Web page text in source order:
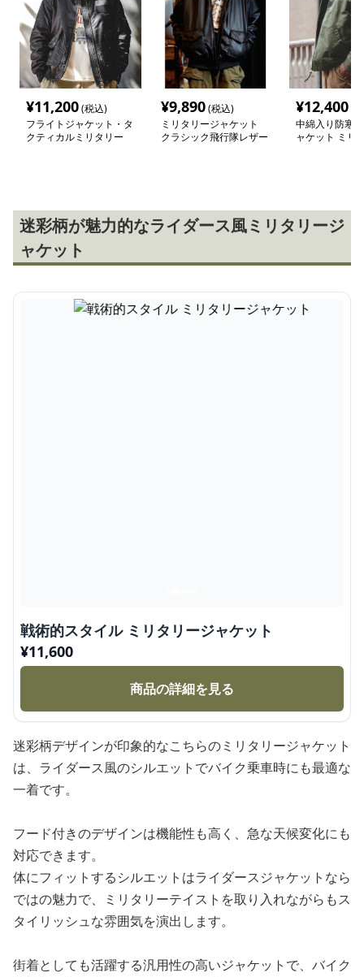
¥11,200(税込)
フライトジャケット・タ
クティカルミリタリー
¥9,890(税込)
ミリタリージャケット
クラシック飛行隊レザー
¥12,400
中綿入り防寒
ャケット ミリ
迷彩柄が魅力的なライダース風ミリタリージ
ャケット
戦術的スタイル ミリタリージャケット
¥11,600
商品の詳細を見る
迷彩柄デザインが印象的なこちらのミリタリージャケット
は、ライダース風のシルエットでバイク乗車時にも最適な
一着です。
フード付きのデザインは機能性も高く、急な天候変化にも
対応できます。
体にフィットするシルエットはライダースジャケットなら
ではの魅力で、ミリタリーテイストを取り入れながらもス
タイリッシュな雰囲気を演出します。
街着としても活躍する汎用性の高いジャケットで、バイク